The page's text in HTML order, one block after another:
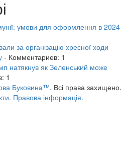
умови для оформлення в 2024
за організацію хресної ходи
- Комментариев: 1
натякнув як Зеленський може
1
Буковина™. Всі права захищено.
Правова інформація.